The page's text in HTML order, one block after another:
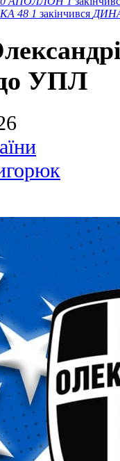
48 1 закінчився
до УПЛ